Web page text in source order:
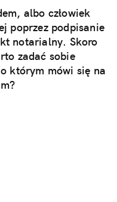
albo człowiek
poprzez podpisanie
notarialny. Skoro
zadać sobie
którym mówi się na